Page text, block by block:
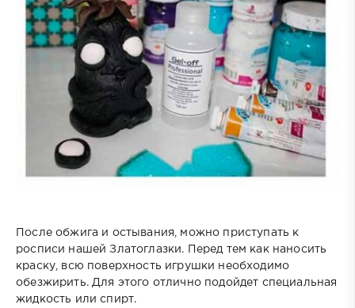
После обжига и остывания, можно приступать к
росписи нашей Златоглазки. Перед тем как наносить
краску, всю поверхность игрушки необходимо
обезжирить. Для этого отлично подойдет специальная
жидкость или спирт.